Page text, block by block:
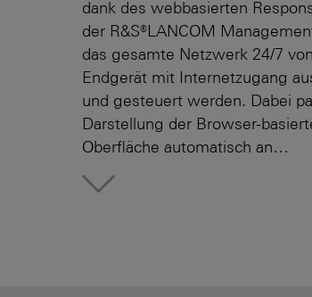
dank des webbasierten
der R&S®LANCOM
das gesamte Netzwerk 24/7
Endgerät mit Internetzugang
und gesteuert werden. Dabei
Darstellung der Browser-
Oberfläche automatisch an…
More